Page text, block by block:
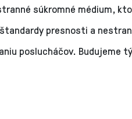
súkromné médium,
presnosti a
poslucháčov. Budujeme